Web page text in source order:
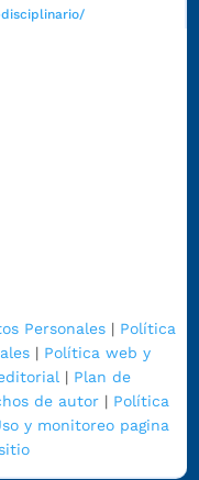
Personales| Política
| Política web y
| Plan de
de autor| Política
y monitoreo pagina